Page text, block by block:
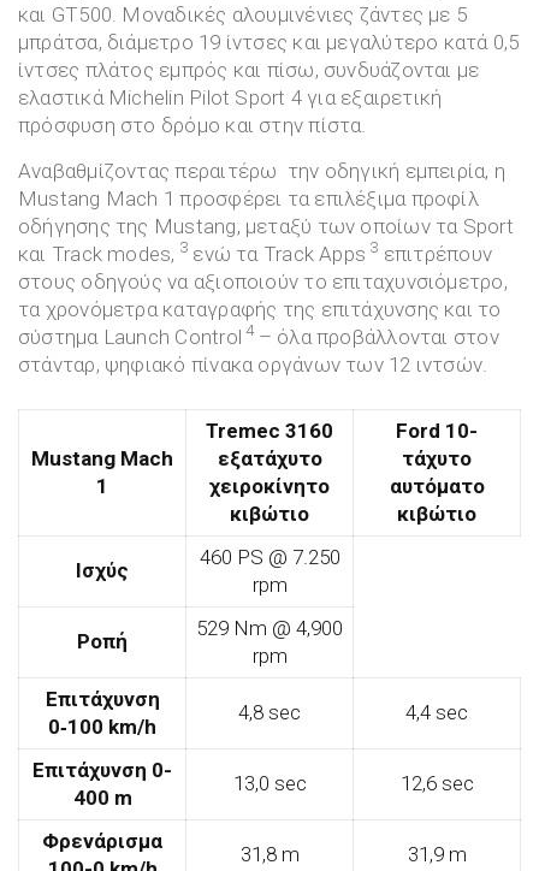
και GT500. Μοναδικές αλουμινένιες ζάντες με 5
μπράτσα, διάμετρο 19 ίντσες και μεγαλύτερο κατά 0,5
ίντσες πλάτος εμπρός και πίσω, συνδυάζονται με
ελαστικά Michelin Pilot Sport 4 για εξαιρετική
πρόσφυση στο δρόμο και στην πίστα.
Αναβαθμίζοντας περαιτέρω την οδηγική εμπειρία, η
Mustang Mach 1 προσφέρει τα επιλέξιμα προφίλ
οδήγησης της Mustang, μεταξύ των οποίων τα Sport
και Track modes, 3 ενώ τα Track Apps 3 επιτρέπουν
στους οδηγούς να αξιοποιούν το επιταχυνσιόμετρο,
τα χρονόμετρα καταγραφής της επιτάχυνσης και το
σύστημα Launch Control 4 – όλα προβάλλονται στον
στάνταρ, ψηφιακό πίνακα οργάνων των 12 ιντσών.
Mustang Mach
1
Tremec 3160
εξατάχυτο
χειροκίνητο
κιβώτιο
Ford 10-
τάχυτο
αυτόματο
κιβώτιο
Ισχύς
460 PS @ 7.250
rpm
Ροπή
529 Nm @ 4,900
rpm
Επιτάχυνση
0‑100 km/h
4,8 sec 4,4 sec
Επιτάχυνση 0-
400 m
13,0 sec 12,6 sec
Φρενάρισμα
31,8 m 31,9 m